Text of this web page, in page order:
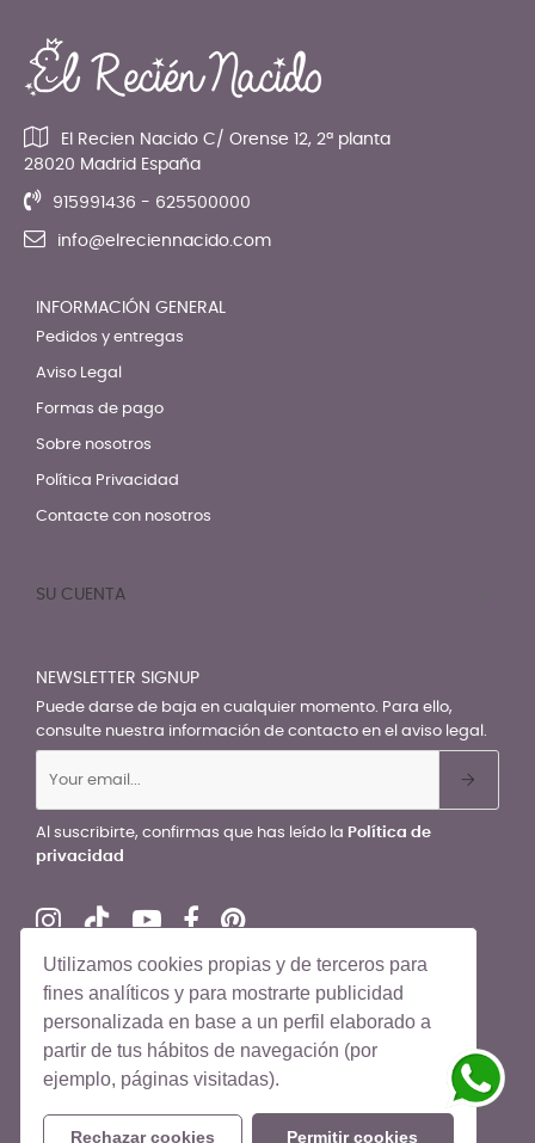
Utilizamos cookies propias y de terceros para
fines analíticos y para mostrarte publicidad
personalizada en base a un perfil elaborado a
partir de tus hábitos de navegación (por
ejemplo, páginas visitadas).
Rechazar cookies Permitir cookies
El Recien Nacido C/ Orense 12, 2ª planta
28020 Madrid España
915991436 - 625500000
info@elreciennacido.com
INFORMACIÓN GENERAL
Pedidos y entregas
Aviso Legal
Formas de pago
Sobre nosotros
Política Privacidad
Contacte con nosotros
SU CUENTA
NEWSLETTER SIGNUP
Puede darse de baja en cualquier momento. Para ello,
consulte nuestra información de contacto en el aviso legal.
Al suscribirte, confirmas que has leído la Política de
privacidad
© El Recién Nacido 2026. Todos los derechos reservados